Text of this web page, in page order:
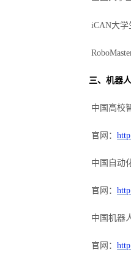
iCAN大学
三、机器
中国高校
官网：
中国自动
官网：
中国机器
官网：